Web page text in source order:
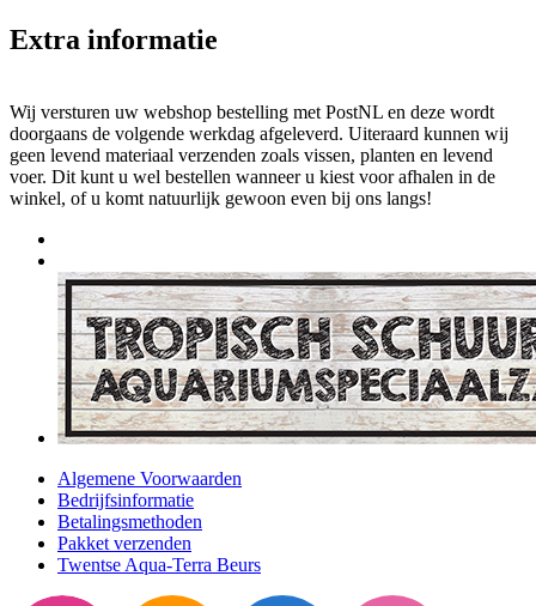
Extra informatie
Wij versturen uw webshop bestelling met PostNL en deze wordt
doorgaans de volgende werkdag afgeleverd. Uiteraard kunnen wij
geen levend materiaal verzenden zoals vissen, planten en levend
voer. Dit kunt u wel bestellen wanneer u kiest voor afhalen in de
winkel, of u komt natuurlijk gewoon even bij ons langs!
Algemene Voorwaarden
Bedrijfsinformatie
Betalingsmethoden
Pakket verzenden
Twentse Aqua-Terra Beurs